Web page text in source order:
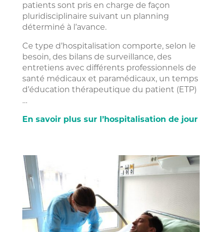
patients sont pris en charge de façon
pluridisciplinaire suivant un planning
déterminé à l’avance.
Ce type d’hospitalisation comporte, selon le
besoin, des bilans de surveillance, des
entretiens avec différents professionnels de
santé médicaux et paramédicaux, un temps
d’éducation thérapeutique du patient (ETP)
…
En savoir plus sur l’hospitalisation de jour